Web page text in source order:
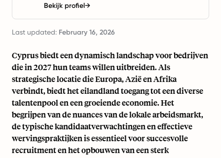
Bekijk profiel→
Last updated: February 16, 2026
Cyprus biedt een dynamisch landschap voor bedrijven
die in 2027 hun teams willen uitbreiden. Als
strategische locatie die Europa, Azië en Afrika
verbindt, biedt het eilandland toegang tot een diverse
talentenpool en een groeiende economie. Het
begrijpen van de nuances van de lokale arbeidsmarkt,
de typische kandidaatverwachtingen en effectieve
wervingspraktijken is essentieel voor succesvolle
recruitment en het opbouwen van een sterk